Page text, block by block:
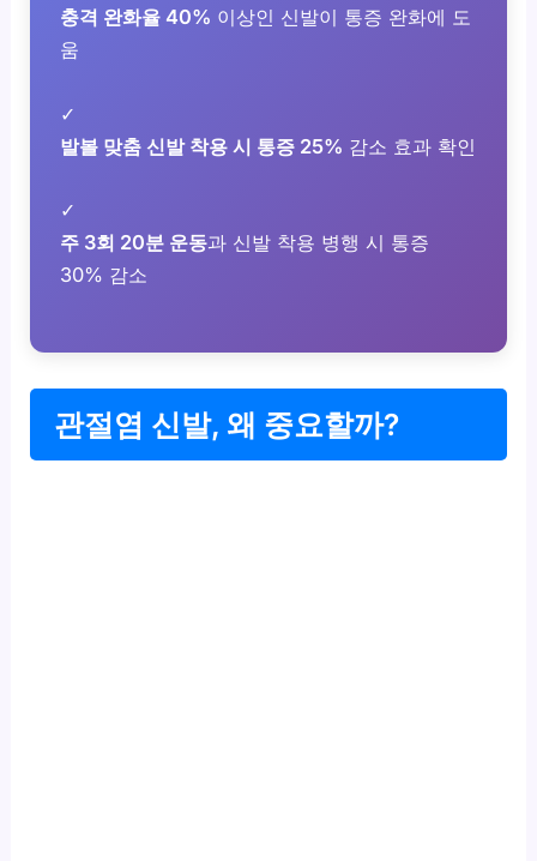
충격 완화율 40% 이상인 신발이 통증 완화에 도
움
✓
발볼 맞춤 신발 착용 시 통증 25% 감소 효과 확인
✓
주 3회 20분 운동과 신발 착용 병행 시 통증
30% 감소
관절염 신발, 왜 중요할까?